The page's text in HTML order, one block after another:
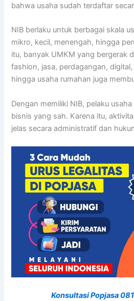
bahwa usaha sudah terdaftar
NIB berlaku untuk berbagai skala
mikro, kecil, menengah, hingga
itu, banyak UMKM yang bergerak
fashion, jasa, perdagangan,
hingga usaha rumahan juga
Dengan memiliki NIB, pelaku
bisnis yang sah. Karena itu,
jelas secara administratif dan
Konsultasi Popjasa